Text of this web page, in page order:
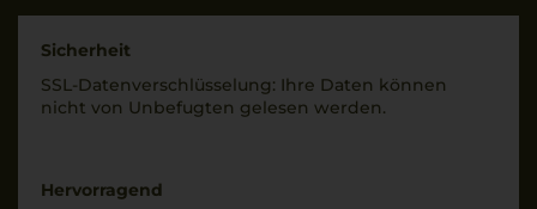
Sicherheit
SSL-Daten­verschlüs­selung: Ihre Daten können
nicht von Unbe­fugten gelesen werden.
Hervorragend